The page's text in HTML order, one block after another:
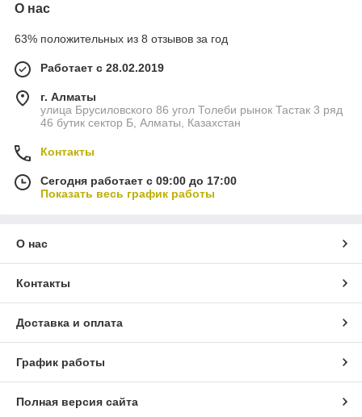
О нас
63% положительных из 8 отзывов за год
Работает с 28.02.2019
г. Алматы
улица Брусиловского 86 угол Толеби рынок Тастак 3 ряд
46 бутик сектор Б, Алматы, Казахстан
Контакты
Сегодня работает с 09:00 до 17:00
Показать весь график работы
О нас
Контакты
Доставка и оплата
График работы
Полная версия сайта